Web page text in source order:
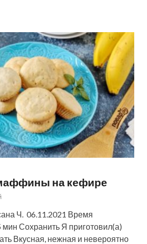
на кефире
Ч. 06.11.2021 Время
мин Сохранить Я приготовил(а)
Вкусная, нежная и невероятно